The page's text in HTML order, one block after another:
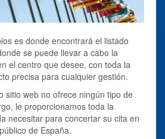
es donde encontrará el listado
se puede llevar a cabo la
el centro que desee, con toda la
precisa para cualquier gestión.
sitio web no ofrece ningún tipo de
le proporcionamos toda la
necesitar para concertar su cita en
de España.